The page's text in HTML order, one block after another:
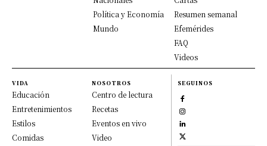
Política y Economía
Mundo
Resumen semanal
Efemérides
FAQ
Videos
VIDA
Educación
Entretenimientos
Estilos
Comidas
NOSOTROS
Centro de lectura
Recetas
Eventos en vivo
Video
SEGUINOS